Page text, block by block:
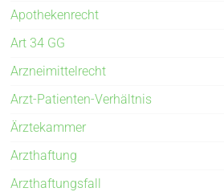
Apothekenrecht
Art 34 GG
Arzneimittelrecht
Arzt-Patienten-Verhältnis
Ärztekammer
Arzthaftung
Arzthaftungsfall